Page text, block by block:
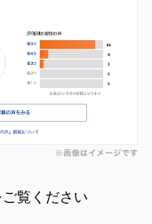
覧ください